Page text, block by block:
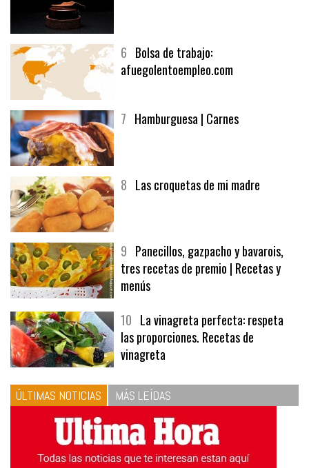
6 Bolsa de trabajo:
afuegolentoempleo.com
7 Hamburguesa | Carnes
8 Las croquetas de mi madre
9 Panecillos, gazpacho y bavarois,
tres recetas de premio | Recetas y
menús
10 La vinagreta perfecta: respeta
las proporciones. Recetas de
vinagreta
ÚLTIMAS NOTICIAS MÁS LEÍDAS